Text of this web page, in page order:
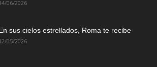
06/2026
sus cielos estrellados, Roma te recibe
05/2026